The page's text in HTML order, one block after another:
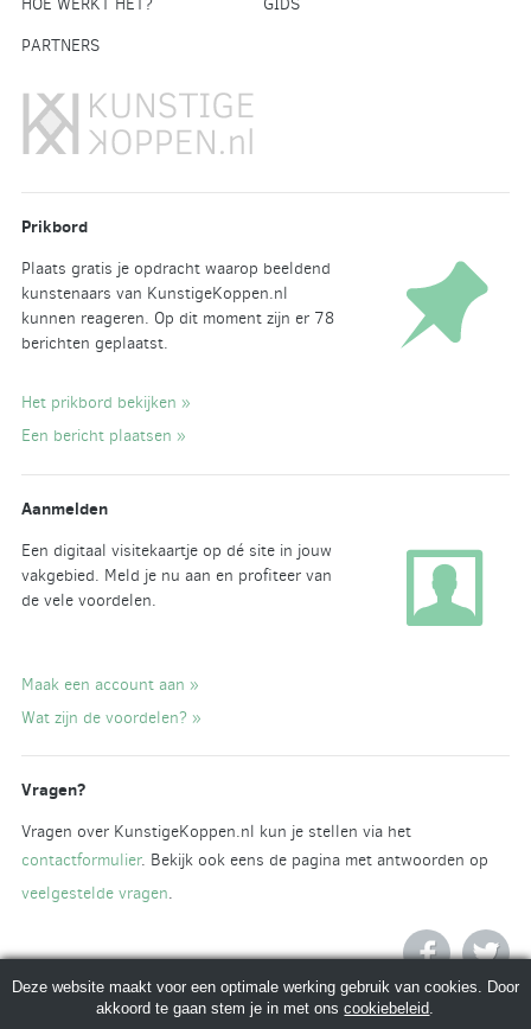
PARTNERS
Prikbord
Plaats gratis je opdracht waarop beeldend
kunstenaars van KunstigeKoppen.nl
kunnen reageren. Op dit moment zijn er 78
berichten geplaatst.
Het prikbord bekijken »
Een bericht plaatsen »
Aanmelden
Een digitaal visitekaartje op dé site in jouw
vakgebied. Meld je nu aan en profiteer van
de vele voordelen.
Maak een account aan »
Wat zijn de voordelen? »
Vragen?
Vragen over KunstigeKoppen.nl kun je stellen via het
contactformulier. Bekijk ook eens de pagina met antwoorden op
veelgestelde vragen.
Deze website maakt voor een optimale werking gebruik van cookies. Door
akkoord te gaan stem je in met onscookiebeleid.